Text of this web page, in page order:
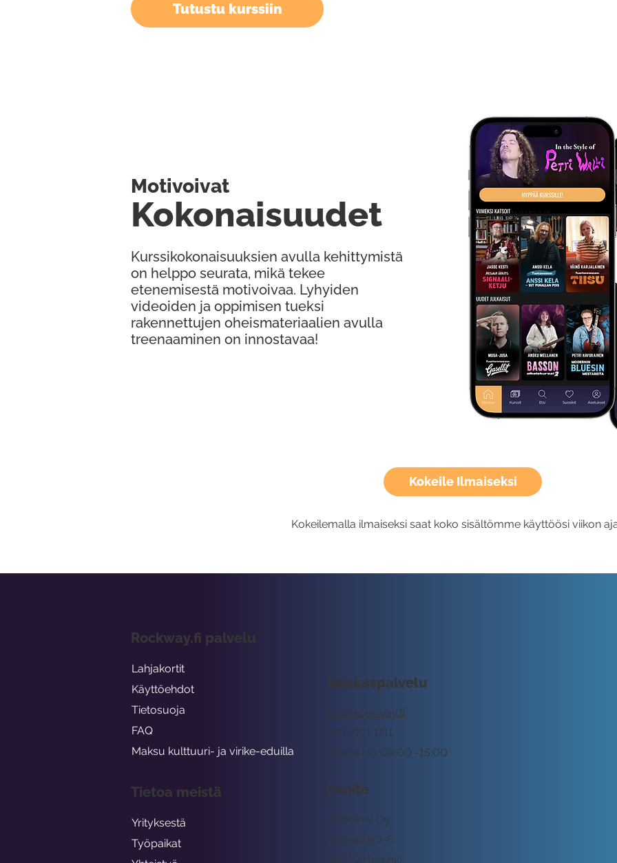
Kokeile Ilmaiseksi
Kokeilemalla ilmaiseksi saat koko sisältömme käyttöösi viikon
Tutustu kurssiin
Kurssikokonaisuuksien avulla kehittymistä
on helppo seurata, mikä tekee
etenemisestä motivoivaa. Lyhyiden
videoiden ja oppimisen tueksi
rakennettujen oheismateriaalien avulla
treenaaminen on innostavaa!
Kokonaisuudet
Motivoivat
Asiakaspalvelu
tuki@rockway.fi
Arkisin klo 09:00 -15:00
045 7731 1111
Osoite
Rockway Oy
Lemuntie 3-5
00510 Helsinki
Rockway.fi palvelu
Lahjakortit
Käyttöehdot
Tietosuoja
FAQ
Maksu kulttuuri- ja virike-eduilla
Tietoa meistä
Yrityksestä
Työpaikat